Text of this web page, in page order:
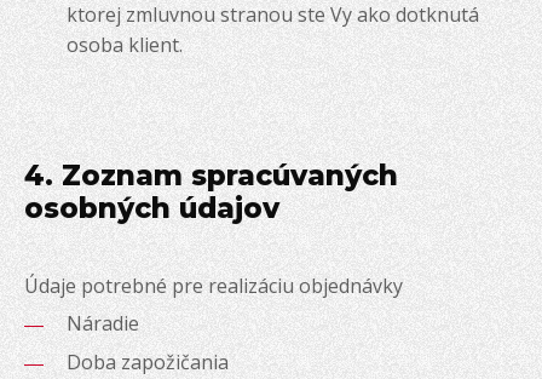
ktorej zmluvnou stranou ste Vy ako dotknutá
osoba klient.
4. Zoznam spracúvaných
osobných údajov
Údaje potrebné pre realizáciu objednávky
Náradie
Doba zapožičania